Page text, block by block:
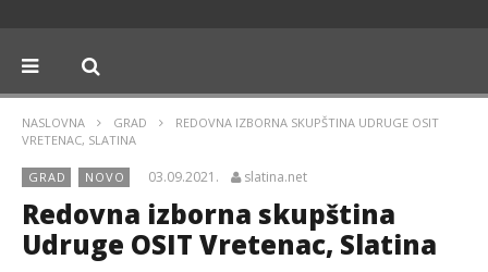
NASLOVNA GRAD
REDOVNA IZBORNA SKUPŠTINA UDRUGE OSIT
VRETENAC, SLATINA
GRAD NOVO 03.09.2021. slatina.net
Redovna izborna skupština
Udruge OSIT Vretenac, Slatina